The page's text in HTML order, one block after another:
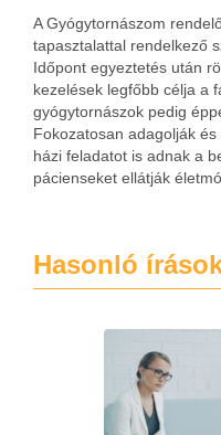
A Gyógytornászom
tapasztalattal rendelkező
Időpont egyeztetés után
kezelések legfőbb célja a
gyógytornászok pedig
Fokozatosan adagolják
házi feladatot is adnak a
pácienseket ellátják
Hasonló